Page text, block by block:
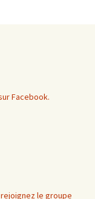
Facebook.
le groupe